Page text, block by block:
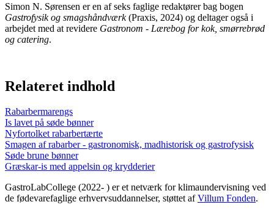
Simon N. Sørensen er en af seks faglige redaktører bag bogen
Gastrofysik og smagshåndværk(Praxis, 2024) og deltager også i
arbejdet med at revidere Gastronom - Lærebog for kok, smørrebrød
og catering.
Relateret indhold
Rabarbermarengs
Is lavet på søde bønner
Nyfortolket rabarbertærte
Smagen af rabarber - gastronomisk, madhistorisk og gastrofysisk
Søde brune bønner
Græskar-is med appelsin og krydderier
GastroLabCollege (2022- ) er et netværk for klimaundervisning ved
de fødevarefaglige erhvervsuddannelser, støttet afVillum Fonden.